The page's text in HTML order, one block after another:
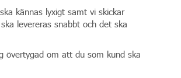
kännas lyxigt samt vi skickar
levereras snabbt och det ska
övertygad om att du som kund ska